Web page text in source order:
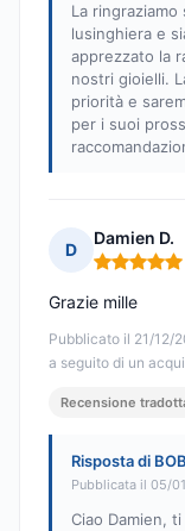
La
lusinghiera e
apprezzato la
nostri gioielli.
priorità e
per i suoi
D
Damien D.
Nota: 5 su 5
Pubblicato il 21/12/
a seguito di un
Grazie mille
Recensione
Risposta di
Pubblicata il 05/
Ciao Damien,